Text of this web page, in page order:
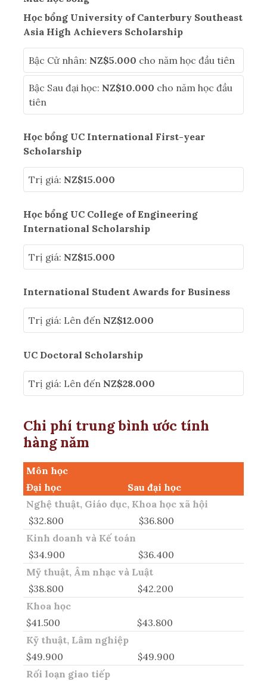
Học bổng University of Canterbury Southeast
Asia High Achievers Scholarship
Bậc Cử nhân: NZ$5.000 cho năm học đầu tiên
Bậc Sau đại học: NZ$10.000 cho năm học đầu
tiên
Học bổng UC International First-year
Scholarship
Trị giá: NZ$15.000
Học bổng UC College of Engineering
International Scholarship
Trị giá: NZ$15.000
International Student Awards for Business
Trị giá: Lên đến NZ$12.000
UC Doctoral Scholarship
Trị giá: Lên đến NZ$28.000
Chi phí trung bình ước tính
hàng năm
Môn học
Đại học
Sau đại học
Nghệ thuật, Giáo dục, Khoa học xã hội
$32.800
$36.800
Kinh doanh và Kế toán
$34.900
$36.400
Mỹ thuật, Âm nhạc và Luật
$38.800
$42.200
Khoa học
$41.500
$43.800
Kỹ thuật, Lâm nghiệp
$49.900
$49.900
Rối loạn giao tiếp